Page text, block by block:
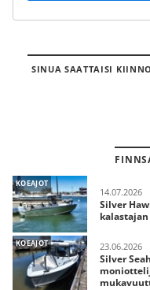
SINUA SAATTAISI
KOEAJOT
14.07.2026
Silver
KOEAJOT 23.06.2026
Silver